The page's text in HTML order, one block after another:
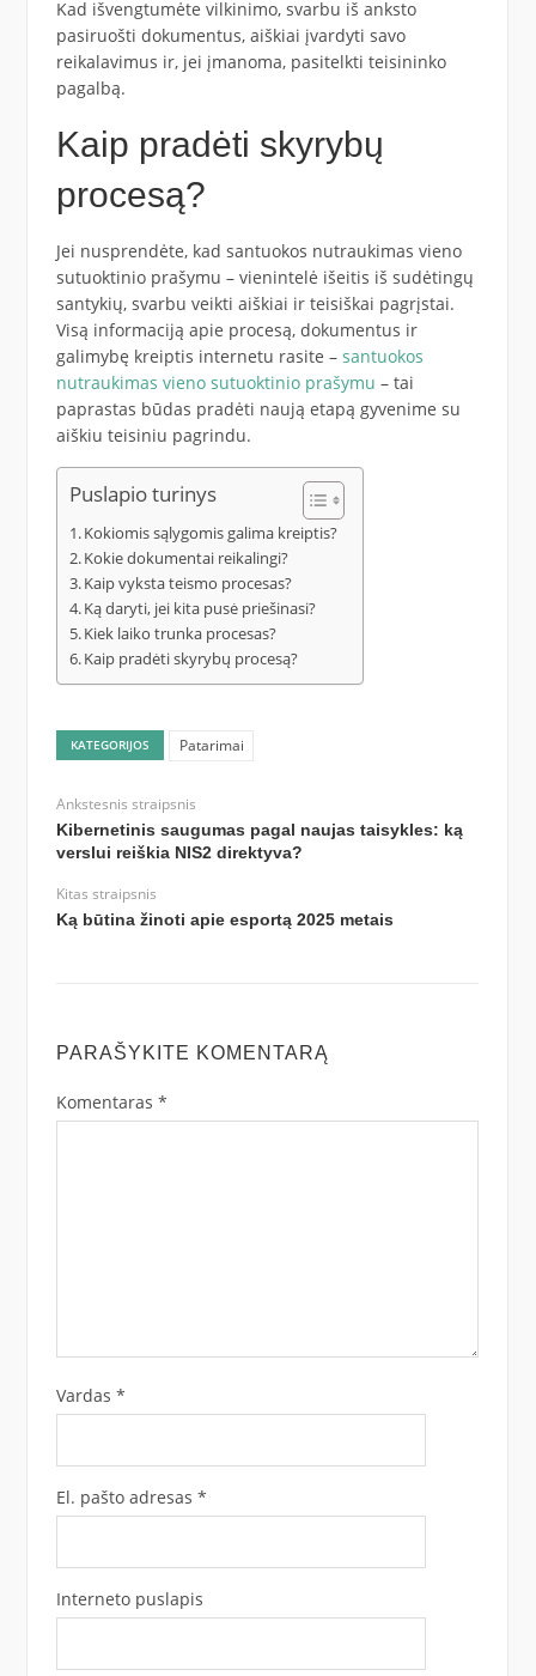
Kad išvengtumėte vilkinimo, svarbu iš anksto
pasiruošti dokumentus, aiškiai įvardyti savo
reikalavimus ir, jei įmanoma, pasitelkti teisininko
pagalbą.
Kaip pradėti skyrybų
procesą?
Jei nusprendėte, kad santuokos nutraukimas vieno
sutuoktinio prašymu – vienintelė išeitis iš sudėtingų
santykių, svarbu veikti aiškiai ir teisiškai pagrįstai.
Visą informaciją apie procesą, dokumentus ir
galimybę kreiptis internetu rasite – santuokos
nutraukimas vieno sutuoktinio prašymu – tai
paprastas būdas pradėti naują etapą gyvenime su
aiškiu teisiniu pagrindu.
Puslapio turinys
Kokiomis sąlygomis galima kreiptis?
Kokie dokumentai reikalingi?
Kaip vyksta teismo procesas?
Ką daryti, jei kita pusė priešinasi?
Kiek laiko trunka procesas?
Kaip pradėti skyrybų procesą?
KATEGORIJOS Patarimai
Ankstesnis straipsnis
Kibernetinis saugumas pagal naujas taisykles: ką
verslui reiškia NIS2 direktyva?
Kitas straipsnis
Ką būtina žinoti apie esportą 2025 metais
PARAŠYKITE KOMENTARĄ
Komentaras *
Vardas *
El. pašto adresas *
Interneto puslapis